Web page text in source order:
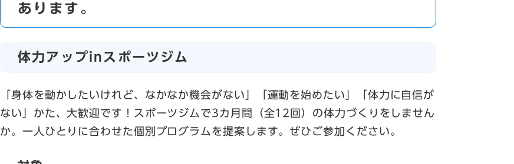
あります。
体力アップinスポーツジム
「身体を動かしたいけれど、なかなか機会がない」「運動を始めたい」「体力に自信が
ない」かた、大歓迎です！スポーツジムで3カ月間（全12回）の体力づくりをしません
か。一人ひとりに合わせた個別プログラムを提案します。ぜひご参加ください。